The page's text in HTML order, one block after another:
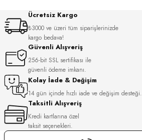
Ücretsiz Kargo
₺3000 ve üzeri tüm siparişlerinizde
kargo bedava!
Güvenli Alışveriş
256-bit SSL sertifikası ile
güvenli ödeme imkanı.
Kolay İade & Değişim
14 gün içinde hızlı iade ve değişim desteği.
Taksitli Alışveriş
Kredi kartlarına özel
taksit seçenekleri.